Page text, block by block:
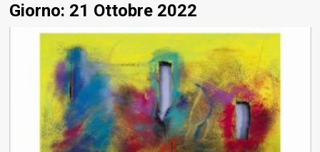
Giorno: 21 Ottobre 2022